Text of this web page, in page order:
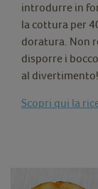
introdurre in
la cottura per
doratura. Non
disporre i
al divertimento!
Scopri qui la